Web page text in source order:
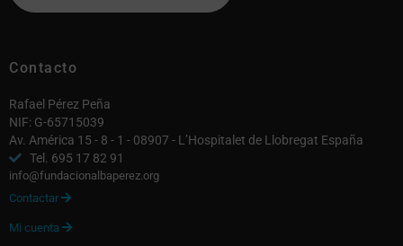
Contacto
Rafael Pérez Peña
NIF: G-65715039
Av. América 15 - 8 - 1 - 08907 - L’Hospitalet de Llobregat España
Tel. 695 17 82 91
info@fundacionalbaperez.org
Contactar 
Mi cuenta 